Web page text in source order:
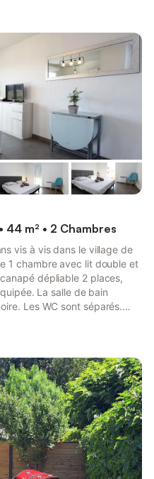
m² • 2 Chambres
vis à vis dans le village de
1 chambre avec lit double et
dépliable 2 places,
La salle de bain
Les WC sont séparés.
et du coucher de
accessoires sont aussi à
de parking au pied de la